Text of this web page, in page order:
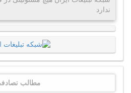
ندارد
مطالب